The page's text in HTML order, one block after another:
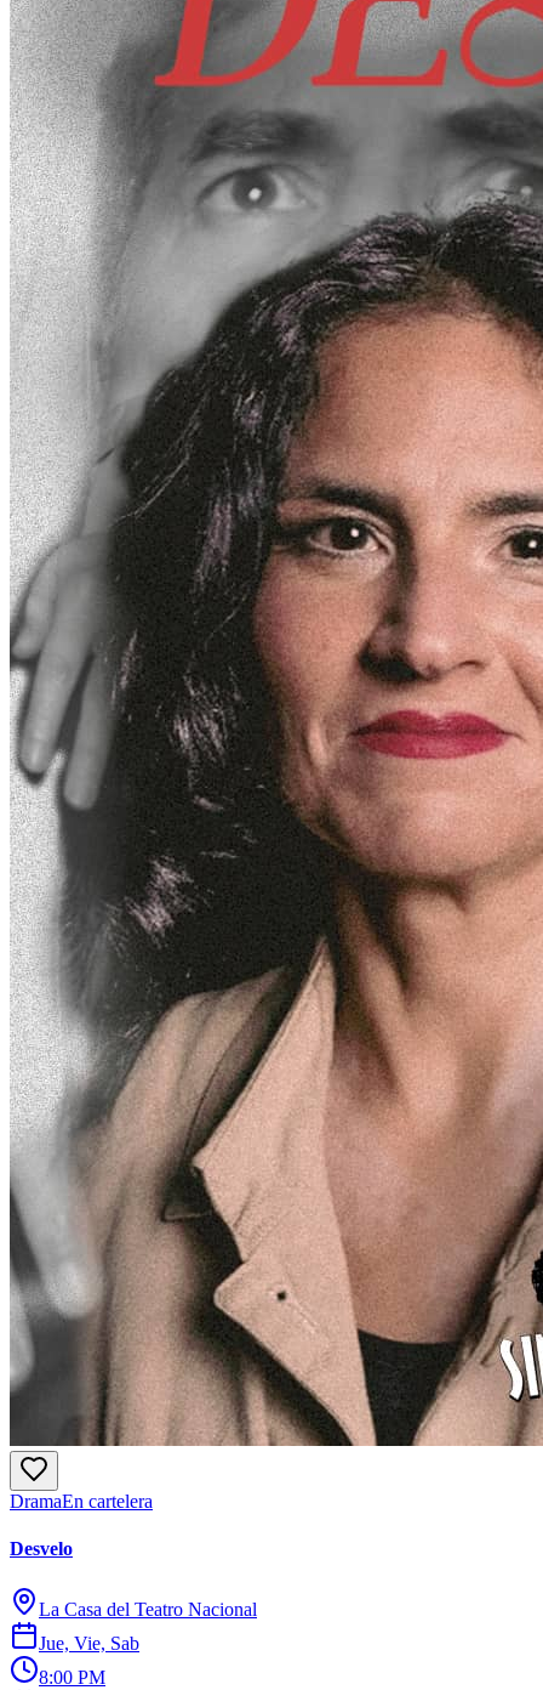
DramaEn cartelera
Desvelo
La Casa del Teatro Nacional
Jue, Vie, Sab
8:00 PM